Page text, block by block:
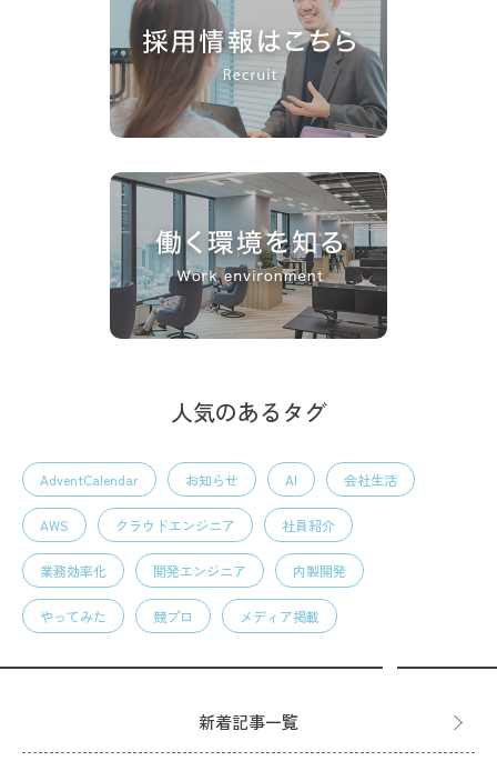
人気のあるタグ
AdventCalendar お知らせ AI 会社生活
AWS クラウドエンジニア 社員紹介
業務効率化 開発エンジニア 内製開発
やってみた 競プロ メディア掲載
新着記事一覧